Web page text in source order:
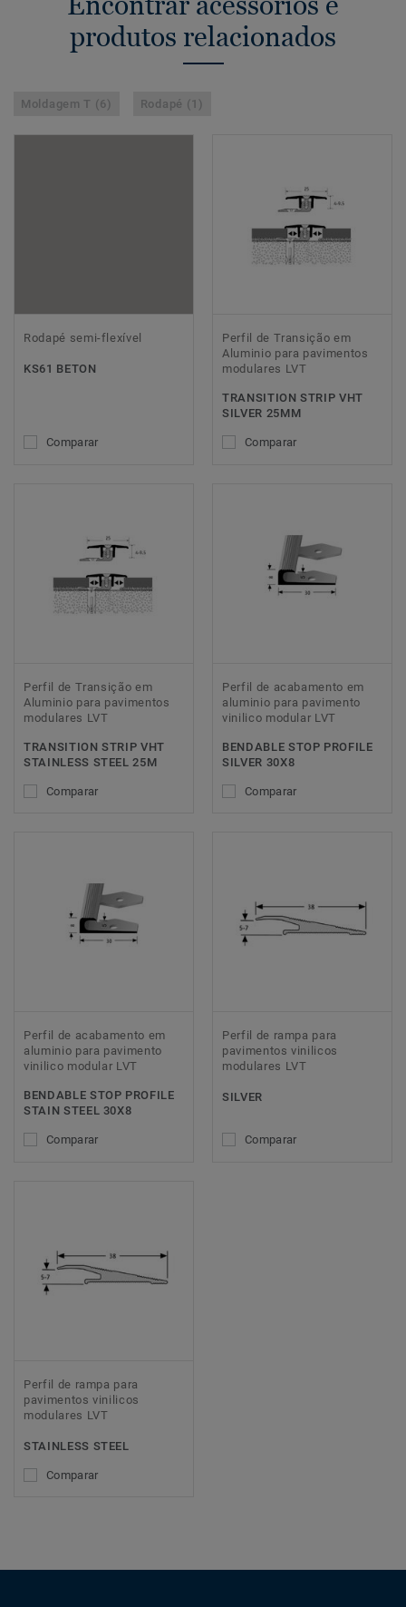
produtos relacionados
Moldagem T (6) Rodapé (1)
Rodapé semi-flexível
KS61 BETON
Comparar
Perfil de Transição em
Aluminio para pavimentos
modulares LVT
TRANSITION STRIP VHT
SILVER 25MM
Comparar
Perfil de Transição em
Aluminio para pavimentos
modulares LVT
TRANSITION STRIP VHT
STAINLESS STEEL 25M
Comparar
Perfil de acabamento em
aluminio para pavimento
vinilico modular LVT
BENDABLE STOP PROFILE
SILVER 30X8
Comparar
Perfil de acabamento em
aluminio para pavimento
vinilico modular LVT
BENDABLE STOP PROFILE
STAIN STEEL 30X8
Comparar
Perfil de rampa para
pavimentos vinilicos
modulares LVT
SILVER
Comparar
Perfil de rampa para
pavimentos vinilicos
modulares LVT
STAINLESS STEEL
Comparar